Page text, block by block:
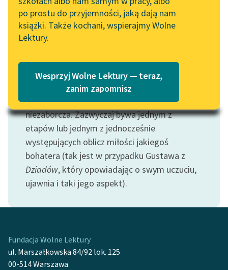
102. lata temu zmarł
Joseph Conrad
Lektury szkolne i klasyka
literatury do słuchania dla
uczennic i uczniów z
niepełnosprawnościami
E-kolekcja lektur
szkolnych i literatury do
słuchania dla uczennic i
uczniów z
skandynawskiej literatury
feministycznej
Widget Wolnych Lektur
Przypisy
Katalog w formacie PDF
po prostu do przyjemności, jaką dają nam
książki. Także kochani, wspierajmy Wolne
Lektury.
Wesprzyj Wolne Lektury — teraz,
zanim zapomnisz
Tradycyjnie definiowana jako nastawiona na
duchowykochanków, a nie ich
cielesnezbliżenie; miłość kontemplacyjna,
niezaborcza. Zazwyczaj bywa jednym z
etapów lub jednym z jednocześnie
występujących oblicz miłości jakiegoś
bohatera (tak jest w przypadku Gustawa z
Dziadów, który opowiadając o swym uczuciu,
ujawnia i taki jego aspekt).
Fundacja Wolne Lektury
ul. Marszałkowska 84/92 lok. 125
00-514 Warszawa